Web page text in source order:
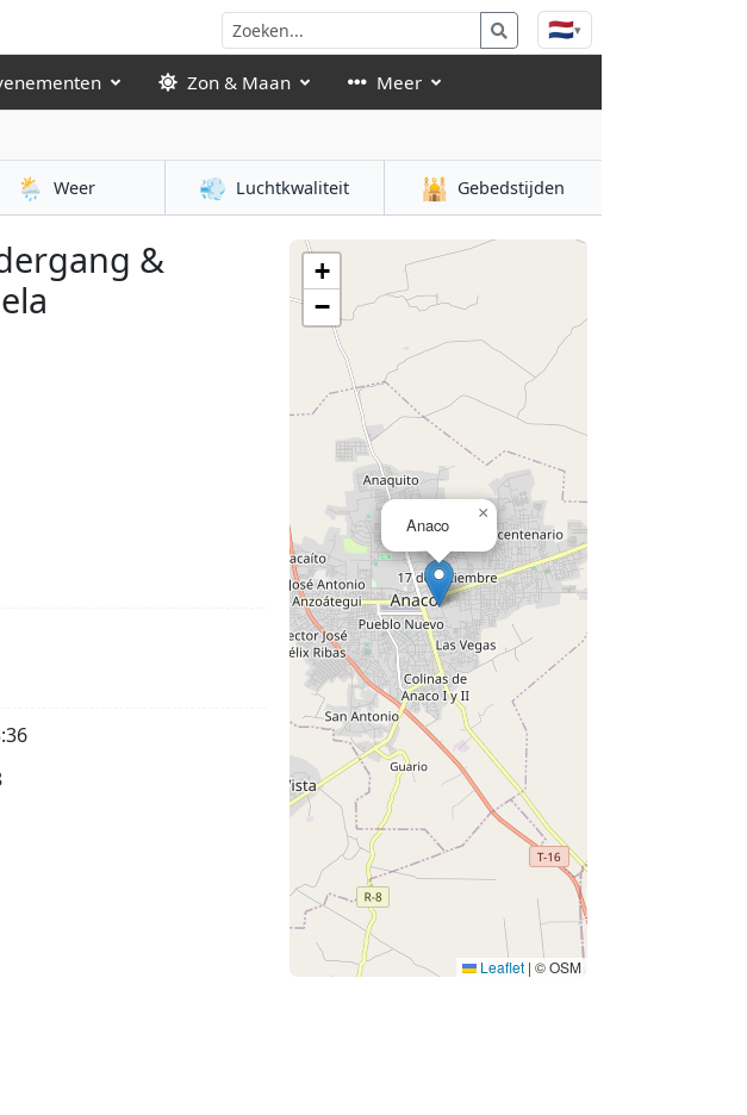
🇳🇱▾
Zon & Maan Meer
🌦️ Weer 💨 Luchtkwaliteit 🕌 Gebedstijden
&
Anaco
×
+
−
Leaflet | © OSM